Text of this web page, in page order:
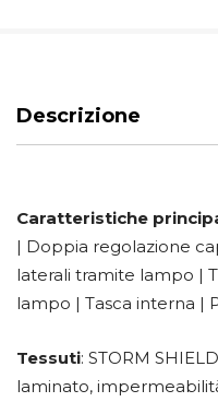
Descrizione
Caratteristiche
| Doppia regolazione
laterali tramite lampo |
lampo | Tasca interna |
Tessuti: STORM
laminato,